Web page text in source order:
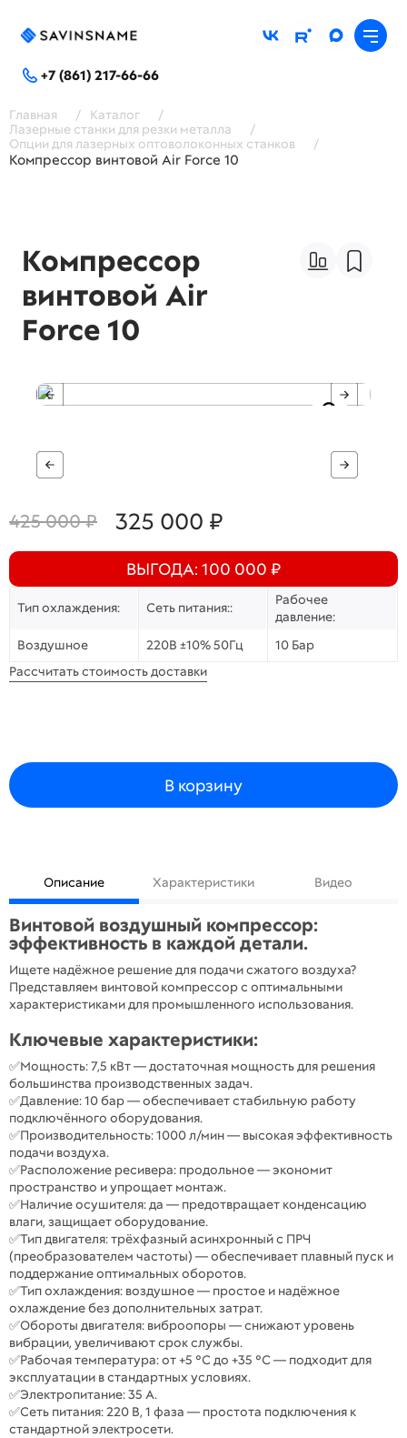
+7 (861) 217-66-66
Главная / Каталог
/
Лазерные станки для резки металла
/
Опции для лазерных оптоволоконных станков
/
Компрессор винтовой Air Force 10
Компрессор
винтовой Air
Force 10
425 000 ₽ 325 000 ₽
ВЫГОДА: 100 000 ₽
Тип охлаждения:
Воздушное
Сеть питания::
220В ±10% 50Гц
Рабочее
давление:
10 Бар
Рассчитать стоимость доставки
В корзину
Описание Характеристики Видео
Винтовой воздушный компрессор:
эффективность в каждой детали.
Ищете надёжное решение для подачи сжатого воздуха?
Представляем винтовой компрессор с оптимальными
характеристиками для промышленного использования.
Ключевые характеристики:
✅Мощность: 7,5 кВт — достаточная мощность для решения
большинства производственных задач.
✅Давление: 10 бар — обеспечивает стабильную работу
подключённого оборудования.
✅Производительность: 1000 л/мин — высокая эффективность
подачи воздуха.
✅Расположение ресивера: продольное — экономит
пространство и упрощает монтаж.
✅Наличие осушителя: да — предотвращает конденсацию
влаги, защищает оборудование.
✅Тип двигателя: трёхфазный асинхронный с ПРЧ
(преобразователем частоты) — обеспечивает плавный пуск и
поддержание оптимальных оборотов.
✅Тип охлаждения: воздушное — простое и надёжное
охлаждение без дополнительных затрат.
✅Обороты двигателя: виброопоры — снижают уровень
вибрации, увеличивают срок службы.
✅Рабочая температура: от +5 °C до +35 °C — подходит для
эксплуатации в стандартных условиях.
✅Электропитание: 35 А.
✅Сеть питания: 220 В, 1 фаза — простота подключения к
стандартной электросети.